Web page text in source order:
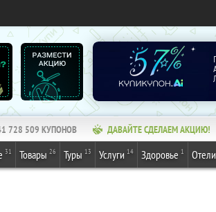
728 511 КУПОНОВ ДАВАЙТЕ СДЕЛАЕМ АКЦИЮ!
31 Товары 26 Туры 13 Услуги 14 Здоровье 1 Отели